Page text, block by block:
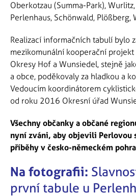
Oberkotzau (Summa-Park),
Perlenhaus, Schönwald, Plößberg,
Realizací informačních tabulí bylo
mezikomunální kooperační projekt
Okresy Hof a Wunsiedel, stejně
a obce, poděkovaly za hladkou a
Vedoucím koordinátorem
od roku 2016 Okresní úřad
Všechny občanky a občané
nyní zváni, aby objevili Perlovou
příběhy v česko-německém
Na fotografii:
první tabule u